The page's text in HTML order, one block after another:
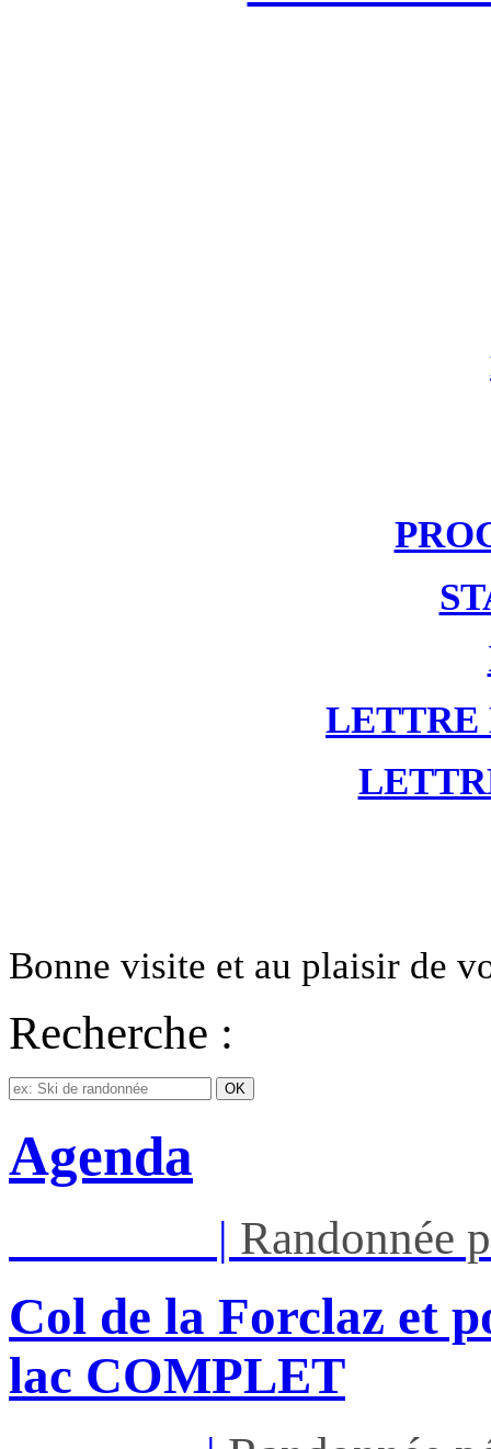
LETTRE
Bonne visite et au plaisir de
Recherche :
Agenda
| Randonnée
Col de la Forclaz et
lac COMPLET